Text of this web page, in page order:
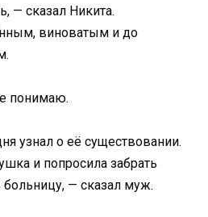
— сказал Никита.
виноватым и до
понимаю.
узнал о её существовании.
и попросила забрать
— сказал муж.